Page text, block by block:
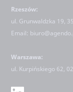
Rzeszów:
ul. Grunwaldzka 19,
Email:
Warszawa:
ul. Kurpińskiego 62,